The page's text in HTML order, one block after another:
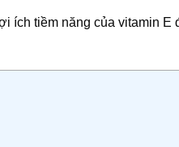
ích tiềm năng của vitamin E